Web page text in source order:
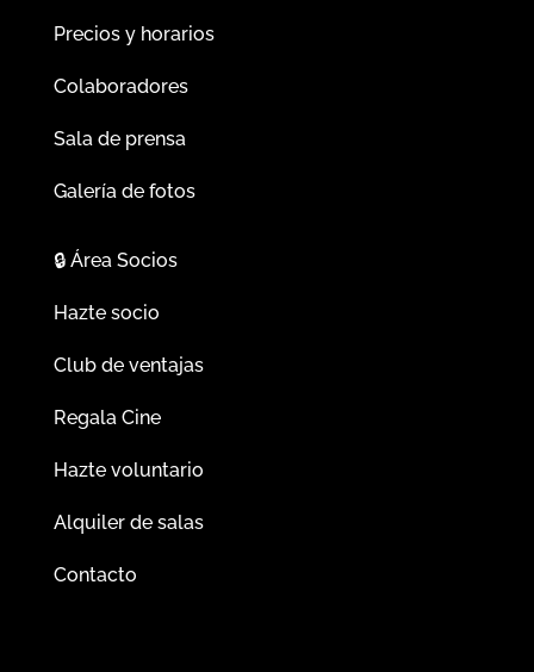
Precios y horarios
Colaboradores
Sala de prensa
Galería de fotos
🔒Área Socios
Hazte socio
Club de ventajas
Regala Cine
Hazte voluntario
Alquiler de salas
Contacto